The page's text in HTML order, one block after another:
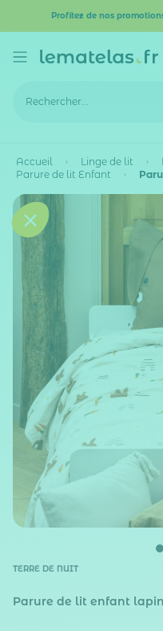
Profitez de nos
Accueil Linge de lit
Parure de lit Enfant
TERRE DE NUIT
Parure de lit enfant lapin